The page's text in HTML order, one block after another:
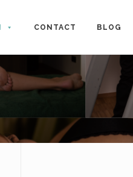
CONTACT BLOG